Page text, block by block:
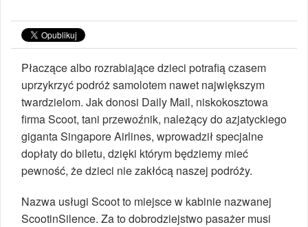
Płaczące albo rozrabiające dzieci potrafią czasem
uprzykrzyć podróż samolotem nawet największym
twardzielom. Jak donosi Daily Mail, niskokosztowa
firma Scoot, tani przewoźnik, należący do azjatyckiego
giganta Singapore Airlines, wprowadził specjalne
dopłaty do biletu, dzięki którym będziemy mieć
pewność, że dzieci nie zakłócą naszej podróży.
Nazwa usługi Scoot to miejsce w kabinie nazwanej
ScootinSilence. Za to dobrodziejstwo pasażer musi